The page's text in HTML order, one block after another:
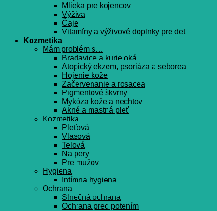
Mlieka pre kojencov
Výživa
Čaje
Vitamíny a výživové doplnky pre deti
Kozmetika
Mám problém s…
Bradavice a kurie oká
Atopický ekzém, psoriáza a seborea
Hojenie kože
Začervenanie a rosacea
Pigmentové škvrny
Mykóza kože a nechtov
Akné a mastná pleť
Kozmetika
Pleťová
Vlasová
Telová
Na pery
Pre mužov
Hygiena
Intímna hygiena
Ochrana
Slnečná ochrana
Ochrana pred potením